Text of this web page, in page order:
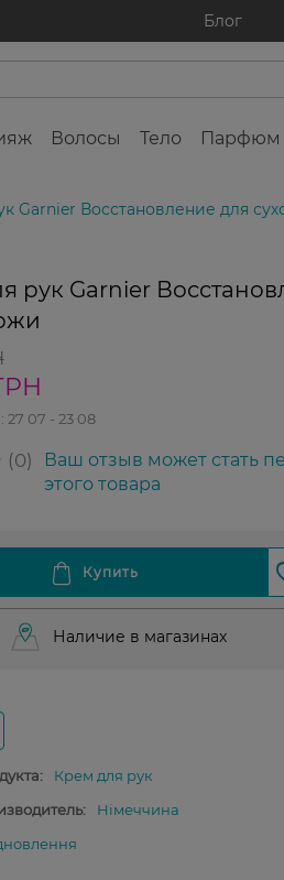
Блог
Волосы Тело Парфюм
Garnier Восстановление для
рук Garnier
27 07 - 23 08
0
Ваш отзыв может стать
этого товара
Наличие в магазинах
Крем для рук
Німеччина